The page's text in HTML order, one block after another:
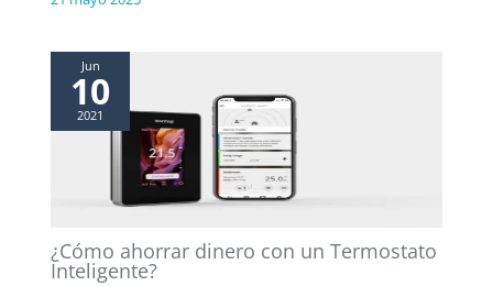
Jun
10
2021
¿Cómo ahorrar dinero con un Termostato
Inteligente?